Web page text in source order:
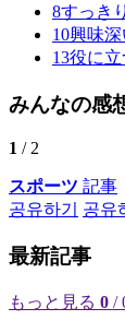
8すっきり
10興味深
13役に立
みんなの感
1 / 2
スポーツ 記事
공유하기
공유
最新記事
もっと見る 0 /